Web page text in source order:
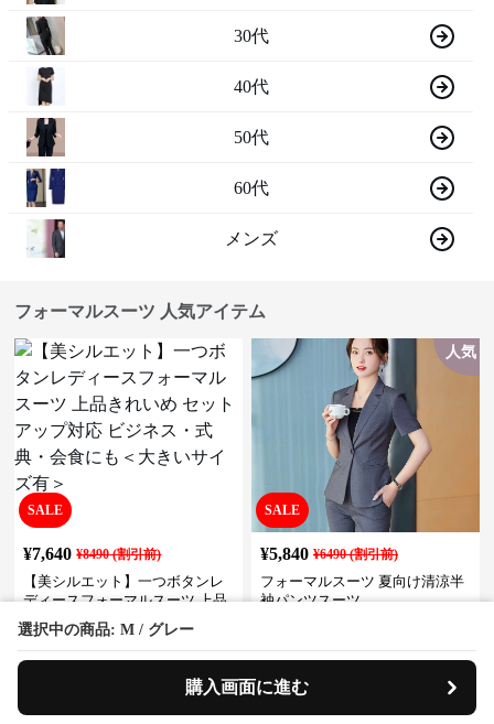
選択中の商品: M / グレー
購入画面に進む
30代
40代
50代
60代
メンズ
フォーマルスーツ 人気アイテム
SALE
¥7,640 ¥8490(割引前)
【美シルエット】一つボタンレ
ディースフォーマルスーツ 上品
きれいめ セットアップ対応 ビジ
ネス・式典・会食にも＜大きい
サイズ有＞
SALE
人気
¥5,840 ¥6490(割引前)
フォーマルスーツ 夏向け清涼半
袖パンツスーツ